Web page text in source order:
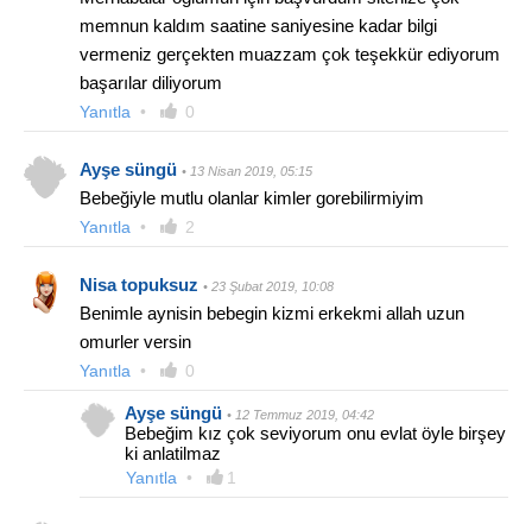
memnun kaldım saatine saniyesine kadar bilgi
vermeniz gerçekten muazzam çok teşekkür ediyorum
başarılar diliyorum
Yanıtla • 0
Ayşe süngü • 13 Nisan 2019, 05:15
Bebeğiyle mutlu olanlar kimler gorebilirmiyim
Yanıtla • 2
Nisa topuksuz • 23 Şubat 2019, 10:08
Benimle aynisin bebegin kizmi erkekmi allah uzun
omurler versin
Yanıtla • 0
Ayşe süngü • 12 Temmuz 2019, 04:42
Bebeğim kız çok seviyorum onu evlat öyle birşey
ki anlatilmaz
Yanıtla • 1